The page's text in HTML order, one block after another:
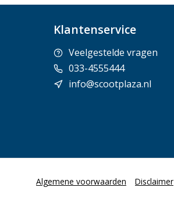
Klantenservice
Veelgestelde vragen
033-4555444
info@scootplaza.nl
Algemene voorwaarden Disclaimer